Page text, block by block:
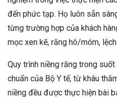
đến phức tạp. Họ luôn sẵn
từng trường hợp của khách
mọc xen kẽ, răng hô/móm,
Quy trình niềng răng trong
chuẩn của Bộ Y tế, từ khâu
niềng đều được thực hiện bài